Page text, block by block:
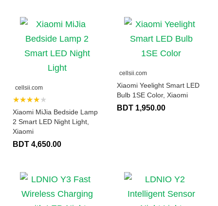
cellsii.com
★★★★★
Xiaomi MiJia Bedside Lamp
2 Smart LED Night Light,
Xiaomi
BDT 4,650.00
cellsii.com
Xiaomi Yeelight Smart LED
Bulb 1SE Color, Xiaomi
BDT 1,950.00